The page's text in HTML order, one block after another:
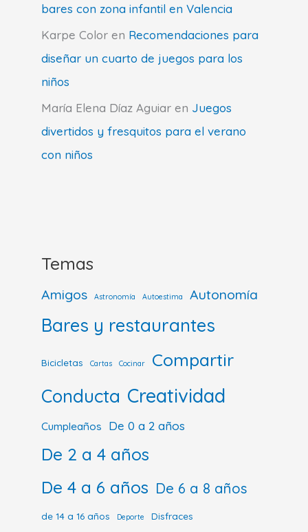
bares con zona infantil en Valencia
Karpe Color en Recomendaciones para
diseñar un cuarto de juegos para los
niños
María Elena Díaz Aguiar en Juegos
divertidos y fresquitos para el verano
con niños
Temas
Amigos Astronomía Autoestima Autonomía
Bares y restaurantes
Bicicletas Cartas Cocinar Compartir
Conducta Creatividad
Cumpleaños De 0 a 2 años
De 2 a 4 años
De 4 a 6 años De 6 a 8 años
de 14 a 16 años Deporte Disfraces